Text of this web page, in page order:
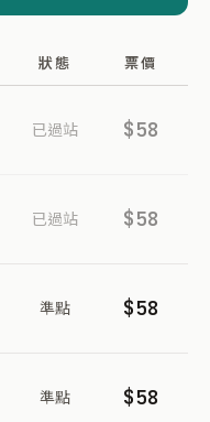
狀態 票價
已過站 $58
已過站 $58
準點 $58
準點 $58